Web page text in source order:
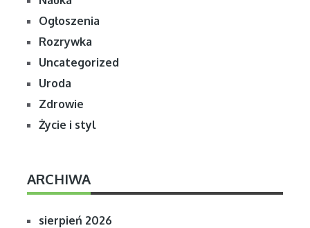
Ogłoszenia
Rozrywka
Uncategorized
Uroda
Zdrowie
Życie i styl
ARCHIWA
sierpień 2026